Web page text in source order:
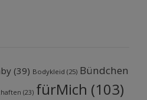
(39) Bodykleid (25) Bündchen
(23) fürMich (103)